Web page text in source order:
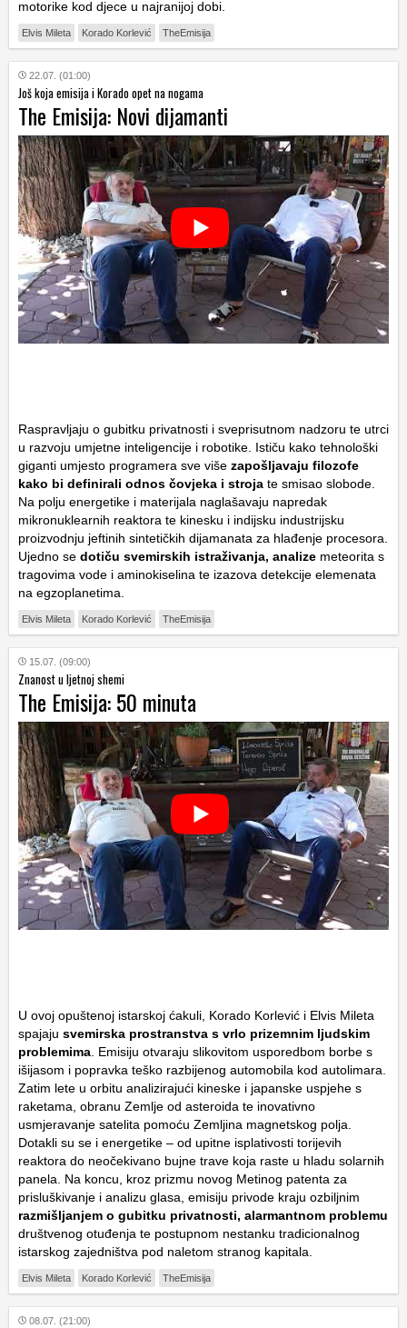
motorike kod djece u najranijoj dobi.
Elvis Mileta Korado Korlević TheEmisija
22.07. (01:00)
Još koja emisija i Korado opet na nogama
The Emisija: Novi dijamanti
Raspravljaju o gubitku privatnosti i sveprisutnom nadzoru te utrci
u razvoju umjetne inteligencije i robotike. Ističu kako tehnološki
giganti umjesto programera sve više zapošljavaju filozofe
kako bi definirali odnos čovjeka i stroja te smisao slobode.
Na polju energetike i materijala naglašavaju napredak
mikronuklearnih reaktora te kinesku i indijsku industrijsku
proizvodnju jeftinih sintetičkih dijamanata za hlađenje procesora.
Ujedno se dotiču svemirskih istraživanja, analize meteorita s
tragovima vode i aminokiselina te izazova detekcije elemenata
na egzoplanetima.
Elvis Mileta Korado Korlević TheEmisija
15.07. (09:00)
Znanost u ljetnoj shemi
The Emisija: 50 minuta
U ovoj opuštenoj istarskoj ćakuli, Korado Korlević i Elvis Mileta
spajaju svemirska prostranstva s vrlo prizemnim ljudskim
problemima . Emisiju otvaraju slikovitom usporedbom borbe s
išijasom i popravka teško razbijenog automobila kod autolimara.
Zatim lete u orbitu analizirajući kineske i japanske uspjehe s
raketama, obranu Zemlje od asteroida te inovativno
usmjeravanje satelita pomoću Zemljina magnetskog polja.
Dotakli su se i energetike – od upitne isplativosti torijevih
reaktora do neočekivano bujne trave koja raste u hladu solarnih
panela. Na koncu, kroz prizmu novog Metinog patenta za
prisluškivanje i analizu glasa, emisiju privode kraju ozbiljnim
razmišljanjem o gubitku privatnosti, alarmantnom problemu
društvenog otuđenja te postupnom nestanku tradicionalnog
istarskog zajedništva pod naletom stranog kapitala.
Elvis Mileta Korado Korlević TheEmisija
08.07. (21:00)